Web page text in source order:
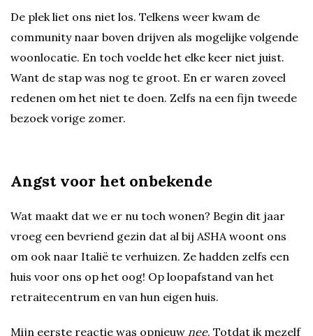
De plek liet ons niet los. Telkens weer kwam de
community naar boven drijven als mogelijke volgende
woonlocatie. En toch voelde het elke keer niet juist.
Want de stap was nog te groot. En er waren zoveel
redenen om het niet te doen. Zelfs na een fijn tweede
bezoek vorige zomer.
Angst voor het onbekende
Wat maakt dat we er nu toch wonen? Begin dit jaar
vroeg een bevriend gezin dat al bij ASHA woont ons
om ook naar Italië te verhuizen. Ze hadden zelfs een
huis voor ons op het oog! Op loopafstand van het
retraitecentrum en van hun eigen huis.
Mijn eerste reactie was opnieuw nee. Totdat ik mezelf